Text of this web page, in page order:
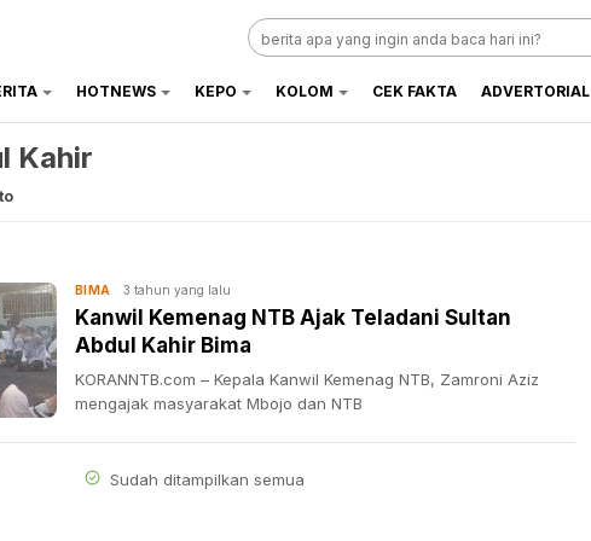
HOTNEWS KEPO KOLOM CEK FAKTA ADVERTORIAL
Kahir
BIMA 3 tahun yang lalu
Kanwil Kemenag NTB Ajak Teladani Sultan
Abdul Kahir Bima
KORANNTB.com – Kepala Kanwil Kemenag NTB, Zamroni Aziz
mengajak masyarakat Mbojo dan NTB
Sudah ditampilkan semua